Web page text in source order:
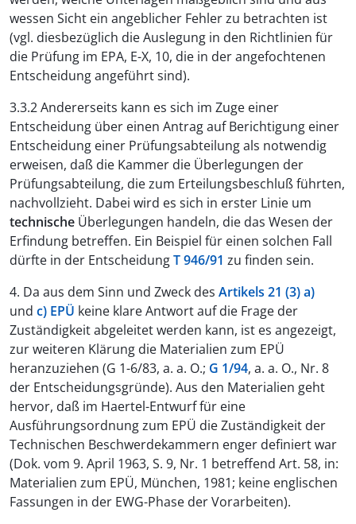
wessen Sicht ein angeblicher Fehler zu betrachten ist
(vgl. diesbezüglich die Auslegung in den Richtlinien für
die Prüfung im EPA, E-X, 10, die in der angefochtenen
Entscheidung angeführt sind).
3.3.2 Andererseits kann es sich im Zuge einer
Entscheidung über einen Antrag auf Berichtigung einer
Entscheidung einer Prüfungsabteilung als notwendig
erweisen, daß die Kammer die Überlegungen der
Prüfungsabteilung, die zum Erteilungsbeschluß führten,
nachvollzieht. Dabei wird es sich in erster Linie um
technische Überlegungen handeln, die das Wesen der
Erfindung betreffen. Ein Beispiel für einen solchen Fall
dürfte in der EntscheidungT 946/91 zu finden sein.
4. Da aus dem Sinn und Zweck des Artikels 21 (3) a)
und c) EPÜ keine klare Antwort auf die Frage der
Zuständigkeit abgeleitet werden kann, ist es angezeigt,
zur weiteren Klärung die Materialien zum EPÜ
heranzuziehen (G 1-6/83, a. a. O.; G 1/94, a. a. O., Nr. 8
der Entscheidungsgründe). Aus den Materialien geht
hervor, daß im Haertel-Entwurf für eine
Ausführungsordnung zum EPÜ die Zuständigkeit der
Technischen Beschwerdekammern enger definiert war
(Dok. vom 9. April 1963, S. 9, Nr. 1 betreffend Art. 58, in:
Materialien zum EPÜ, München, 1981; keine englischen
Fassungen in der EWG-Phase der Vorarbeiten).